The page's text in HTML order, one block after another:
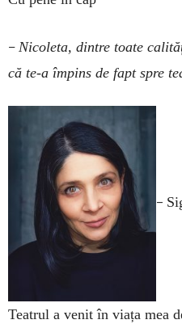
– Nicoleta, dintre toate
că te-a împins de fapt spre
–
Teatrul a venit în viața mea